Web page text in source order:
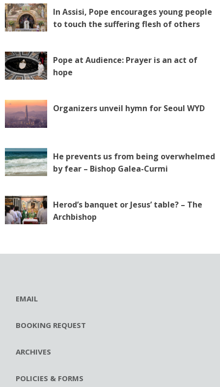
In Assisi, Pope encourages young people
to touch the suffering flesh of others
Pope at Audience: Prayer is an act of
hope
Organizers unveil hymn for Seoul WYD
He prevents us from being overwhelmed
by fear – Bishop Galea-Curmi
Herod’s banquet or Jesus’ table? – The
Archbishop
EMAIL
BOOKING REQUEST
ARCHIVES
POLICIES & FORMS